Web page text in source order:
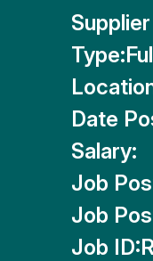
Type:
Date
Salary:
Job
Job
Job ID: